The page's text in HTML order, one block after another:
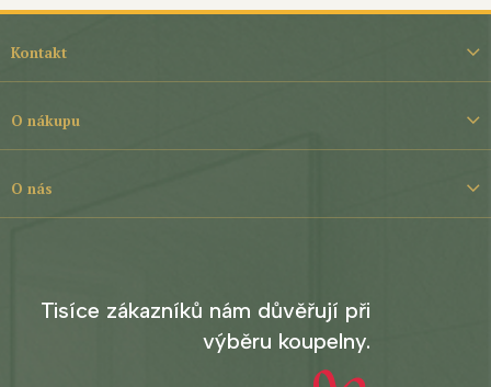
í
Kontakt
O nákupu
O nás
Tisíce zákazníků nám důvěřují při
výběru koupelny.